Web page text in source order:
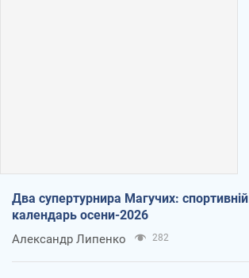
Два супертурнира Магучих: спортивній
календарь осени-2026
Александр Липенко 282